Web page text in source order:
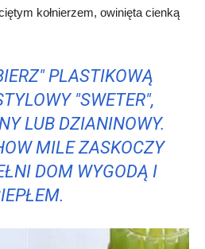
kołnierzem, owinięta cienką
PLASTIKOWĄ
"SWETER",
LUB DZIANINOWY.
MILE ZASKOCZY
DOM WYGODĄ I